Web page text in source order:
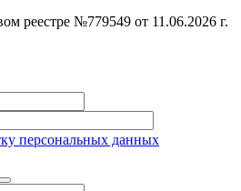
реестре №779549 от 11.06.2026 г.
персональных данных